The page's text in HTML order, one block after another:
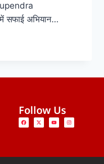
सफाई अभियान…
Follow Us